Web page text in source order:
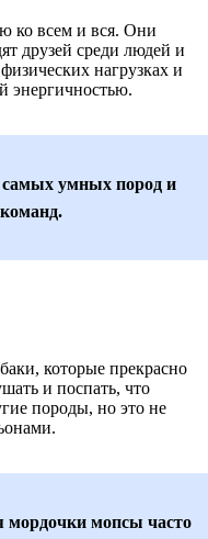
ко всем и вся. Они
друзей среди людей и
нагрузках и
энергичностью.
умных пород и
которые прекрасно
и поспать, что
породы, но это не
мордочки мопсы часто